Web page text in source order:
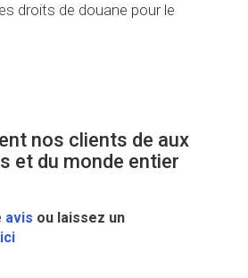
droits de douane pour le
nos clients de aux
et du monde entier
avis ou laissez un
ici